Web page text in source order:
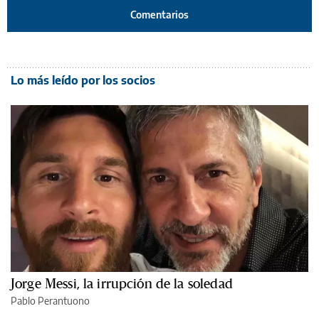
Comentarios
Lo más leído por los socios
Jorge Messi, la irrupción de la soledad
Pablo Perantuono